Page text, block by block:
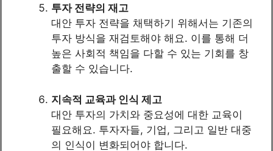
투자 전략의 재고
대안 투자 전략을 채택하기 위해서는 기존의
투자 방식을 재검토해야 해요. 이를 통해 더
높은 사회적 책임을 다할 수 있는 기회를 창
출할 수 있습니다.
지속적 교육과 인식 제고
대안 투자의 가치와 중요성에 대한 교육이
필요해요. 투자자들, 기업, 그리고 일반 대중
의 인식이 변화되어야 합니다.